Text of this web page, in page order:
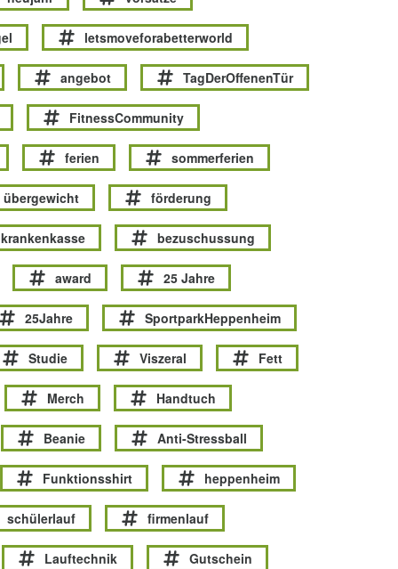
letsmoveforabetterworld
angebot TagDerOffenenTür
FitnessCommunity
ferien sommerferien
übergewicht förderung
krankenkasse bezuschussung
award 25 Jahre
25Jahre SportparkHeppenheim
Studie Viszeral Fett
Merch Handtuch
Beanie Anti-Stressball
Funktionsshirt heppenheim
schülerlauf firmenlauf
Lauftechnik Gutschein